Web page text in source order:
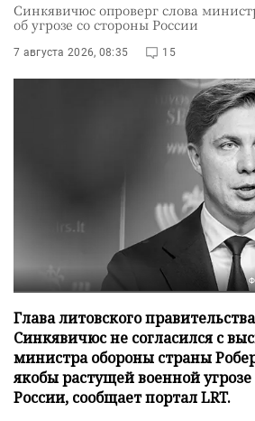
Синкявичюс опроверг слова
об угрозе со стороны России
7 августа 2026, 08:35 15
Глава литовского
Синкявичюс не согласился с
министра обороны страны
якобы растущей военной
России, сообщает портал LRT.